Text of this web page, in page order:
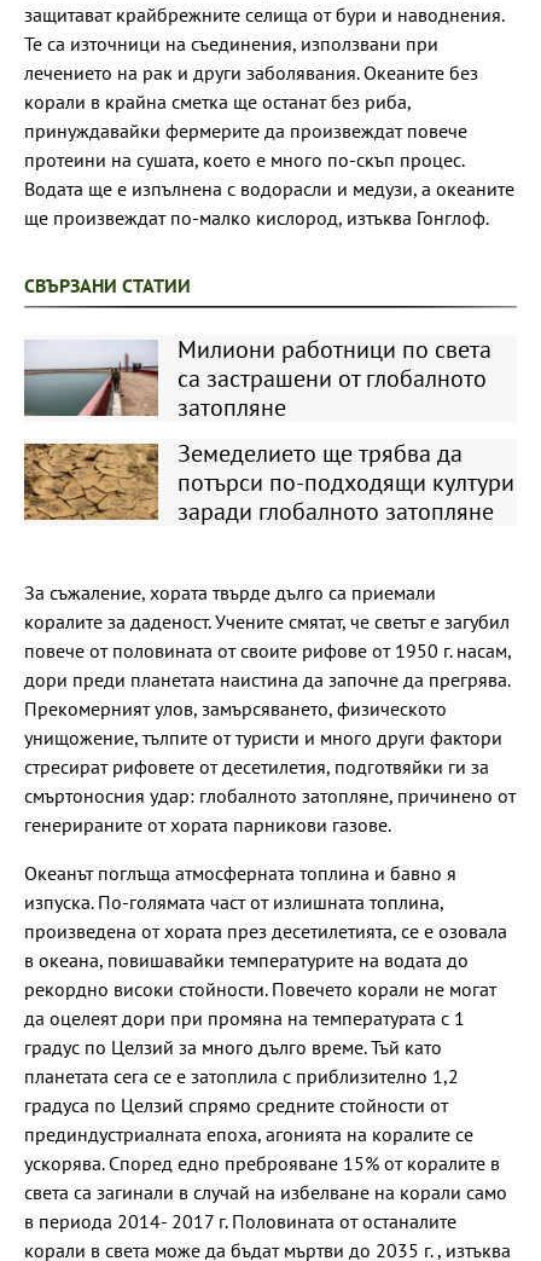
защитават крайбрежните селища от бури и наводнения.
Те са източници на съединения, използвани при
лечението на рак и други заболявания. Океаните без
корали в крайна сметка ще останат без риба,
принуждавайки фермерите да произвеждат повече
протеини на сушата, което е много по-скъп процес.
Водата ще е изпълнена с водорасли и медузи, а океаните
ще произвеждат по-малко кислород, изтъква Гонглоф.
СВЪРЗАНИ СТАТИИ
Милиони работници по света
са застрашени от глобалното
затопляне
Земеделието ще трябва да
потърси по-подходящи култури
заради глобалното затопляне
За съжаление, хората твърде дълго са приемали
коралите за даденост. Учените смятат, че светът е загубил
повече от половината от своите рифове от 1950 г. насам,
дори преди планетата наистина да започне да прегрява.
Прекомерният улов, замърсяването, физическото
унищожение, тълпите от туристи и много други фактори
стресират рифовете от десетилетия, подготвяйки ги за
смъртоносния удар: глобалното затопляне, причинено от
генерираните от хората парникови газове.
Океанът поглъща атмосферната топлина и бавно я
изпуска. По-голямата част от излишната топлина,
произведена от хората през десетилетията, се е озовала
в океана, повишавайки температурите на водата до
рекордно високи стойности. Повечето корали не могат
да оцелеят дори при промяна на температурата с 1
градус по Целзий за много дълго време. Тъй като
планетата сега се е затоплила с приблизително 1,2
градуса по Целзий спрямо средните стойности от
прединдустриалната епоха, агонията на коралите се
ускорява. Според едно преброяване 15% от коралите в
света са загинали в случай на избелване на корали само
в периода 2014- 2017 г. Половината от останалите
корали в света може да бъдат мъртви до 2035 г. , изтъква